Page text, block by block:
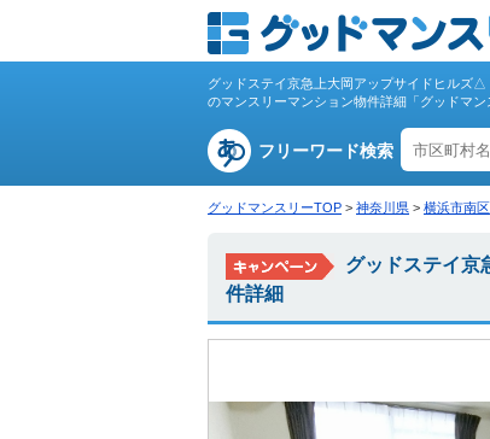
グッドステイ京急上大岡アップサイドヒルズ△
のマンスリーマンション物件詳細「グッドマン
フリーワード検索
グッドマンスリーTOP > 神奈川県 > 横浜市南区
グッドステイ京
件詳細